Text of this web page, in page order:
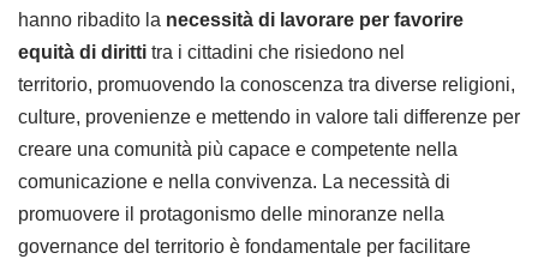
hanno ribadito la necessità di lavorare per favorire
equità di diritti tra i cittadini che risiedono nel
territorio, promuovendo la conoscenza tra diverse religioni,
culture, provenienze e mettendo in valore tali differenze per
creare una comunità più capace e competente nella
comunicazione e nella convivenza. La necessità di
promuovere il protagonismo delle minoranze nella
governance del territorio è fondamentale per facilitare